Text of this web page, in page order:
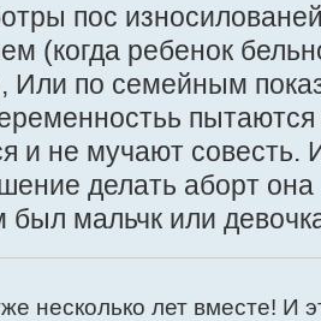
пос
(когда ребенок
Или по семейным
и не мучают совесть.
делать аборт она
был мальчк или
несколько лет вместе! И